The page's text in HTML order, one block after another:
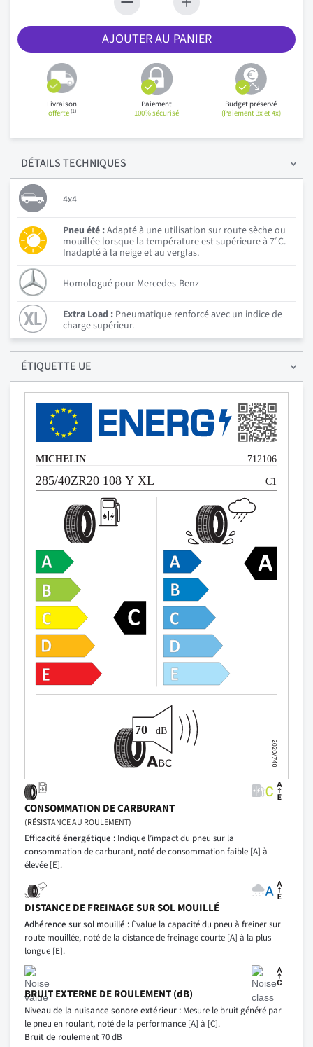
AJOUTER AU PANIER
Livraison
offerte(1)
Paiement
100% sécurisé
Budget préservé
(Paiement 3x et 4x)
DÉTAILSTECHNIQUES
4x4
Pneu été :Adapté à une utilisation sur route sèche ou
mouillée lorsque la température est supérieure à 7°C.
Inadapté à la neige et au verglas.
Homologué pour Mercedes-Benz
Extra Load : Pneumatique renforcé avec un indice de
charge supérieur.
ÉTIQUETTE UE
CONSOMMATION DE CARBURANT
(RÉSISTANCE AU ROULEMENT)
Efficacité énergétique : Indique l’impact du pneu sur la
consommation de carburant, noté de consommation faible [A] à
élevée [E].
DISTANCE DE FREINAGE SUR SOL MOUILLÉ
Adhérence sur sol mouillé : Évalue la capacité du pneu à freiner sur
route mouillée, noté de la distance de freinage courte [A] à la plus
longue [E].
BRUIT EXTERNE DE ROULEMENT (dB)
Niveau de la nuisance sonore extérieur : Mesure le bruit généré par
le pneu en roulant, noté de la performance [A] à [C].
Bruit de roulement70 dB